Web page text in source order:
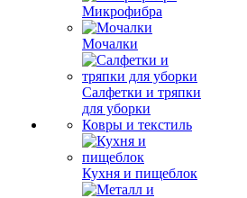
Микрофибра
Мочалки
Салфетки и тряпки
для уборки
Ковры и текстиль
Кухня и пищеблок